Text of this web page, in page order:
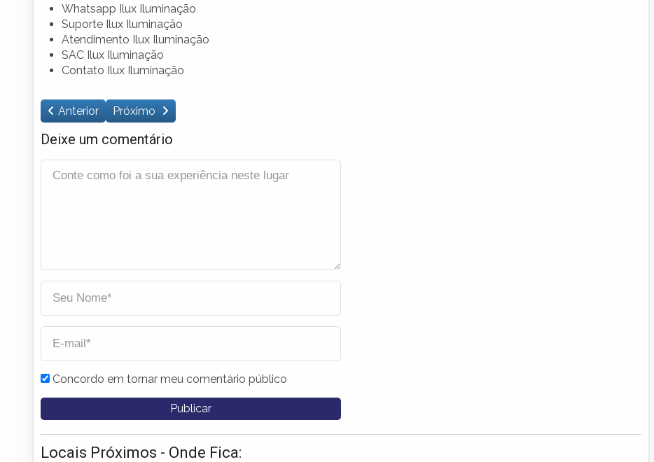
Whatsapp Ilux Iluminação
Suporte Ilux Iluminação
Atendimento Ilux Iluminação
SAC Ilux Iluminação
Contato Ilux Iluminação
Anterior Próximo
Deixe um comentário
Concordo em tornar meu comentário público
Locais Próximos - Onde Fica: